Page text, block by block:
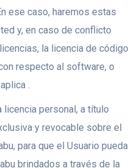
ese caso, haremos estas
y, en caso de conflicto
la licencia de código
respecto al software, o
.
licencia personal, a título
y revocable sobre el
para que el Usuario pueda
brindados a través de la